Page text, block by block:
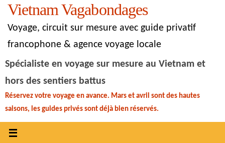
Vietnam Vagabondages
Voyage, circuit sur mesure avec guide privatif
francophone & agence voyage locale
Spécialiste en voyage sur mesure au Vietnam et
hors des sentiers battus
Réservez votre voyage en avance. Mars et avril sont des hautes
saisons, les guides privés sont déjà bien réservés.